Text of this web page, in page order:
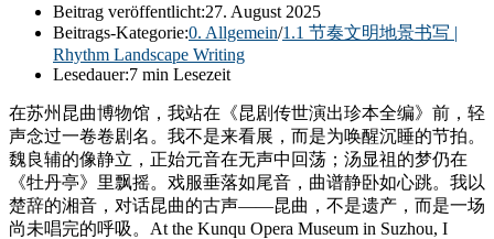
Beitrag veröffentlicht:27. August 2025
Beitrags-Kategorie:0. Allgemein/1.1 节奏文明地景书写 |
Rhythm Landscape Writing
Lesedauer:7 min Lesezeit
在苏州昆曲博物馆，我站在《昆剧传世演出珍本全编》前，轻
声念过一卷卷剧名。我不是来看展，而是为唤醒沉睡的节拍。
魏良辅的像静立，正始元音在无声中回荡；汤显祖的梦仍在
《牡丹亭》里飘摇。戏服垂落如尾音，曲谱静卧如心跳。我以
楚辞的湘音，对话昆曲的古声——昆曲，不是遗产，而是一场
尚未唱完的呼吸。At the Kunqu Opera Museum in Suzhou, I